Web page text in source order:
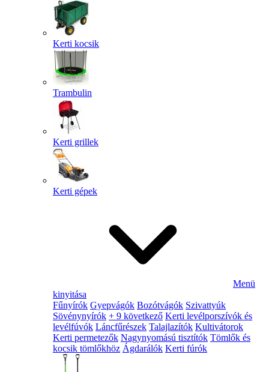
Kerti kocsik
Trambulin
Kerti grillek
Kerti gépek
Menü
kinyitása
Fűnyírók Gyepvágók Bozótvágók Szivattyúk
Sövénynyírók + 9 következő Kerti levélporszívók és
levélfúvók Láncfűrészek Talajlazítók Kultivátorok
Kerti permetezők Nagynyomású tisztítók Tömlők és
kocsik tömlőkhöz Ágdarálók Kerti fúrók